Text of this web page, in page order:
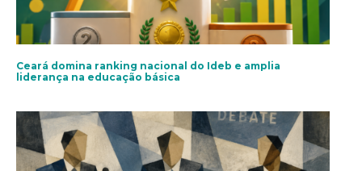
Ceará domina ranking nacional do Ideb e amplia
liderança na educação básica